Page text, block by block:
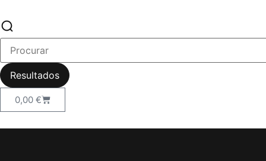
Resultados
0,00 €